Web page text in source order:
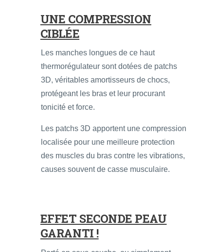
UNE COMPRESSION
CIBLÉE
Les manches longues de ce haut
thermorégulateur sont dotées de patchs
3D, véritables amortisseurs de chocs,
protégeant les bras et leur procurant
tonicité et force.
Les patchs 3D apportent une compression
localisée pour une meilleure protection
des muscles du bras contre les vibrations,
causes souvent de casse musculaire.
EFFET SECONDE PEAU
GARANTI !